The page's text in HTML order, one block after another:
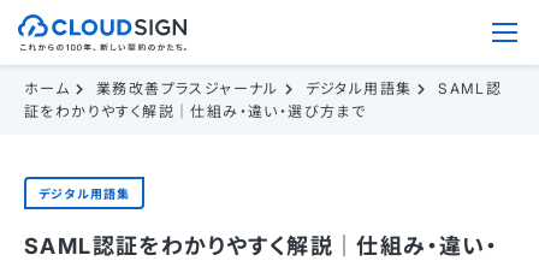
ホーム 業務改善プラスジャーナル デジタル用語集
SAML認
証をわかりやすく解説｜仕組み・違い・選び方まで
デジタル用語集
SAML認証をわかりやすく解説｜仕組み・違い・